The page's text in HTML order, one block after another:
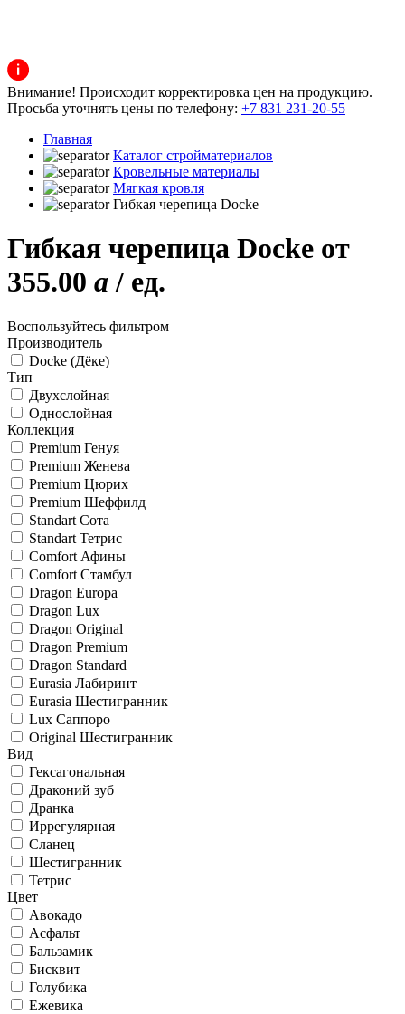
Внимание! Происходит корректировка цен на продукцию.
Просьба уточнять цены по телефону: +7 831 231-20-55
Главная
Каталог стройматериалов
Кровельные материалы
Мягкая кровля
Гибкая черепица Docke
Гибкая черепица Docke от
355.00 a/ ед.
Воспользуйтесь фильтром
Производитель
Docke (Дёке)
Тип
Двухслойная
Однослойная
Коллекция
Premium Генуя
Premium Женева
Premium Цюрих
Premium Шеффилд
Standart Сота
Standart Тетрис
Comfort Афины
Comfort Стамбул
Dragon Europa
Dragon Lux
Dragon Original
Dragon Premium
Dragon Standard
Eurasia Лабиринт
Eurasia Шестигранник
Lux Саппоро
Original Шестигранник
Вид
Гексагональная
Драконий зуб
Дранка
Иррегулярная
Сланец
Шестигранник
Тетрис
Цвет
Авокадо
Асфальт
Бальзамик
Бисквит
Голубика
Ежевика